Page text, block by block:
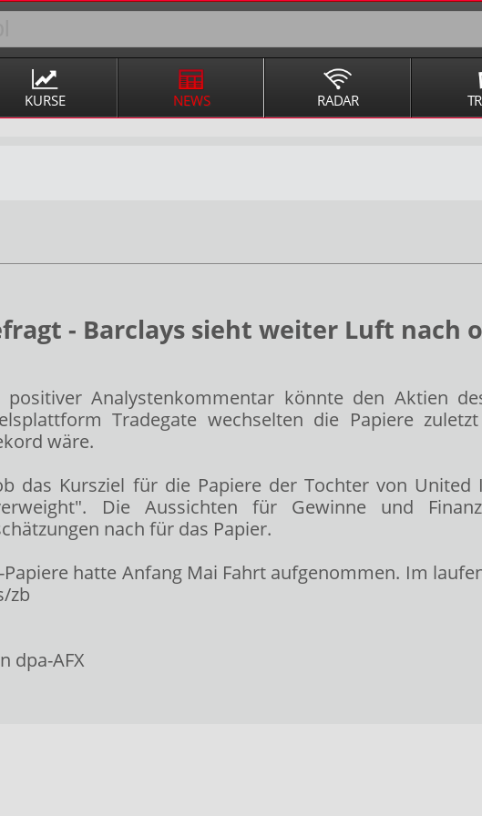
KURSE NEWS RADAR
- Barclays sieht weiter Luft nach
positiver Analystenkommentar könnte den Aktien
Tradegate wechselten die Papiere
wäre.
das Kursziel für die Papiere der Tochter von
Die Aussichten für Gewinne und
nach für das Papier.
hatte Anfang Mai Fahrt aufgenommen. Im
zb
dpa-AFX